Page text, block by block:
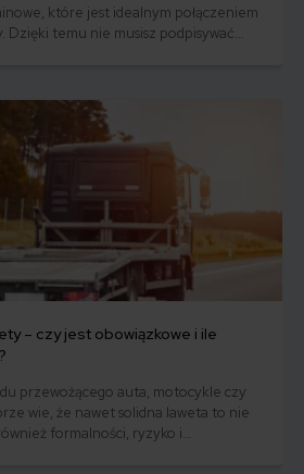
które jest idealnym połączeniem
Dzięki temu nie musisz podpisywać
– czy jest obowiązkowe i ile
przewożącego auta, motocykle czy
wie, że nawet solidna laweta to nie
formalności, ryzyko i